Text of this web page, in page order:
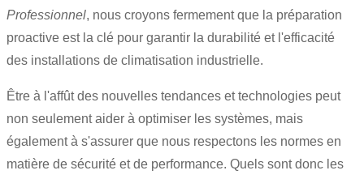
Professionnel, nous croyons fermement que la préparation
proactive est la clé pour garantir la durabilité et l'efficacité
des installations de climatisation industrielle.
Être à l'affût des nouvelles tendances et technologies peut
non seulement aider à optimiser les systèmes, mais
également à s'assurer que nous respectons les normes en
matière de sécurité et de performance. Quels sont donc les